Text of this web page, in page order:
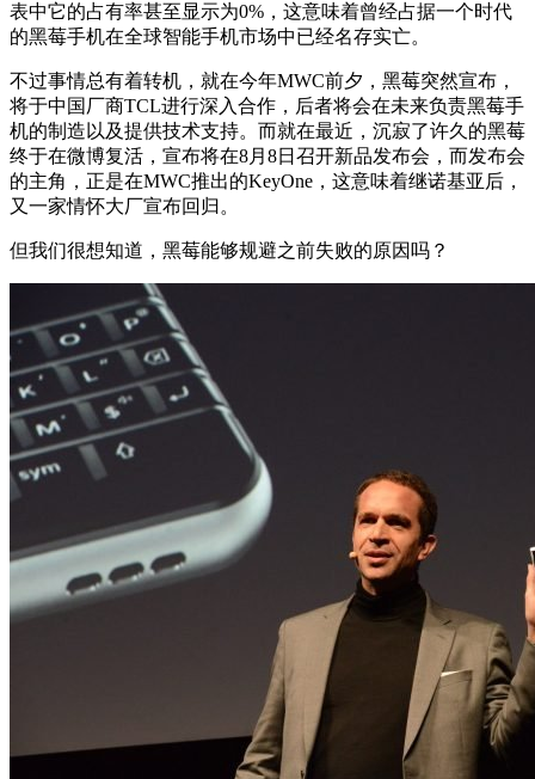
表中它的占有率甚至显示为0%，这意味着曾经占据一个时代
的黑莓手机在全球智能手机市场中已经名存实亡。
不过事情总有着转机，就在今年MWC前夕，黑莓突然宣布，
将于中国厂商TCL进行深入合作，后者将会在未来负责黑莓手
机的制造以及提供技术支持。而就在最近，沉寂了许久的黑莓
终于在微博复活，宣布将在8月8日召开新品发布会，而发布会
的主角，正是在MWC推出的KeyOne，这意味着继诺基亚后，
又一家情怀大厂宣布回归。
但我们很想知道，黑莓能够规避之前失败的原因吗？